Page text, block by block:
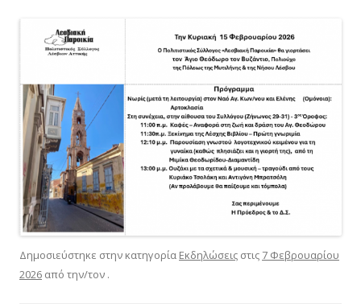
Δημοσιεύστηκε στην κατηγορία Εκδηλώσεις στις 7 Φεβρουαρίου
2026 από την/τον .